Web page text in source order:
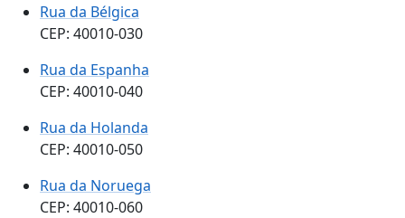
Rua da Bélgica
CEP: 40010-030
Rua da Espanha
CEP: 40010-040
Rua da Holanda
CEP: 40010-050
Rua da Noruega
CEP: 40010-060